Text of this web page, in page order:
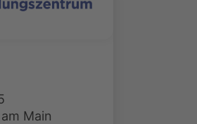
Main